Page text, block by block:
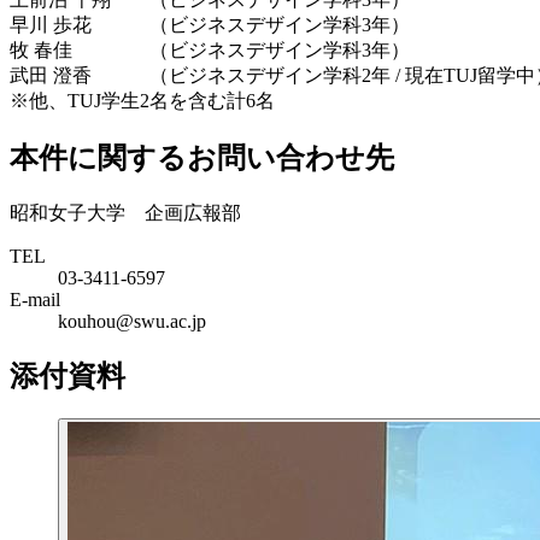
早川 歩花 （ビジネスデザイン学科3年）
牧 春佳 （ビジネスデザイン学科3年）
武田 澄香 （ビジネスデザイン学科2年 / 現在TUJ留学中
※他、TUJ学生2名を含む計6名
本件に関するお問い合わせ先
昭和女子大学 企画広報部
TEL
03-3411-6597
E-mail
kouhou@swu.ac.jp
添付資料